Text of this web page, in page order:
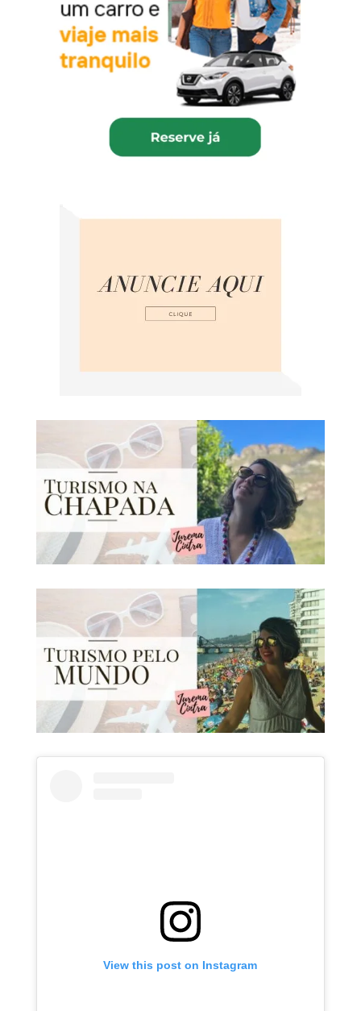
View this post on Instagram